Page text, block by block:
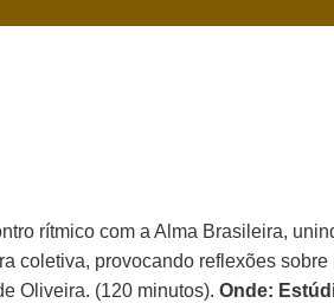
rítmico com a Alma Brasileira,
coletiva, provocando reflexões
Oliveira. (120 minutos). Onde: